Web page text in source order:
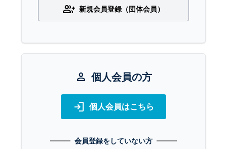
group_add 新規会員登録（団体会員）
person 個人会員の方
login 個人会員はこちら
会員登録をしていない方